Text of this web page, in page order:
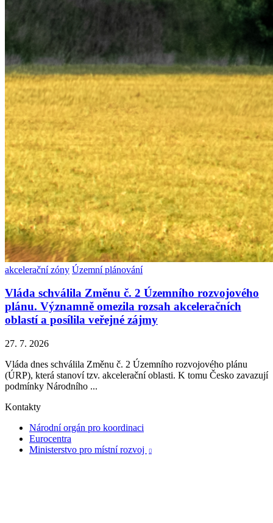
akcelerační zóny Územní plánování
Vláda schválila Změnu č. 2 Územního rozvojového
plánu. Významně omezila rozsah akceleračních
oblastí a posílila veřejné zájmy
27. 7. 2026
Vláda dnes schválila Změnu č. 2 Územního rozvojového plánu
(ÚRP), která stanoví tzv. akcelerační oblasti. K tomu Česko zavazují
podmínky Národního ...
Kontakty
Národní orgán pro koordinaci
Eurocentra
Ministerstvo pro místní rozvoj
